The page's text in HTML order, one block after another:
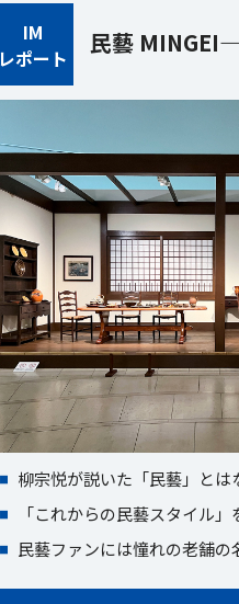
IM
レポート
民藝
柳宗悦が説いた「民藝」と
「これからの民藝スタイル
民藝ファンには憧れの老舗